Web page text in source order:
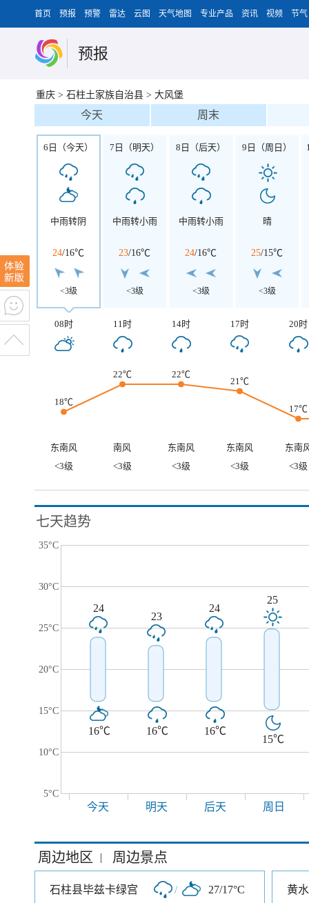
首页 预报 预警 雷达 云图 天气地图 专业产品 资讯 视频 节气
预报
重庆 > 石柱土家族自治县 > 大风堡
今天 周末
6日（今天）
中雨转阴
24/16℃
<3级
7日（明天）
中雨转小雨
23/16℃
<3级
8日（后天）
中雨转小雨
24/16℃
<3级
9日（周日）
晴
25/15℃
<3级
08时 11时 14时 17时 20时
18℃
22℃ 22℃
21℃
17℃
东南风 南风 东南风 东南风
东南
<3级
<3级 <3级 <3级 <3级
七天趋势
35°C
30°C
25°C
20°C
15°C
10°C
5°C
24
16℃
23
16℃
24
16℃
25
15℃
今天 明天 后天 周日
周边地区 | 周边景点
石柱县毕兹卡绿宫 / 27/17°C 黄